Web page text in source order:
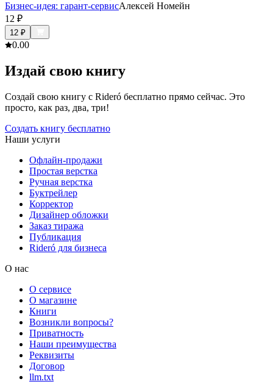
Бизнес-идея: гарант-сервисАлексей Номейн
12 ₽
12 ₽
0.00
Издай свою книгу
Создай свою книгу с Rideró бесплатно прямо сейчас. Это
просто, как раз, два, три!
Создать книгу бесплатно
Наши услуги
Офлайн-продажи
Простая верстка
Ручная верстка
Буктрейлер
Корректор
Дизайнер обложки
Заказ тиража
Публикация
Rideró для бизнеса
О нас
О сервисе
О магазине
Книги
Возникли вопросы?
Приватность
Наши преимущества
Реквизиты
Договор
llm.txt